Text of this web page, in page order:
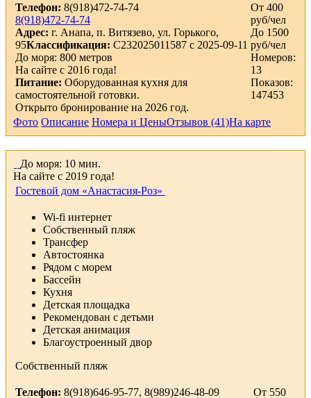
Телефон: 8(918)472-74-74
8(918)472-74-74
Адрес: г. Анапа, п. Витязево, ул. Горького,
95Классификация: С232025011587 с 2025-09-11
До моря: 800 метров
На сайте с 2016 года!
Питание: Оборудованная кухня для
самостоятельной готовки.
Открыто бронирование на 2026 год.
От 400
руб/чел
До 1500
руб/чел
Номеров:
13
Показов:
147453
Фото Описание Номера и ЦеныОтзывов (41)На карте
До моря: 10 мин.
На сайте с 2019 года!
Гостевой дом «Анастасия-Роз»
Wi-fi интернет
Собственный пляж
Трансфер
Автостоянка
Рядом с морем
Бассейн
Кухня
Детская площадка
Рекомендован с детьми
Детская анимация
Благоустроенный двор
Собственный пляж
Телефон: 8(918)646-95-77, 8(989)246-48-09 От 550